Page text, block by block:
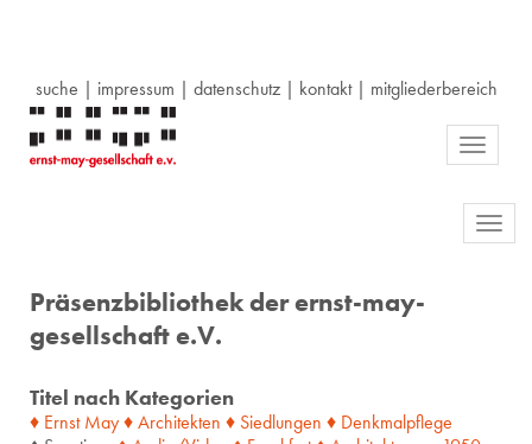
suche | impressum | datenschutz| kontakt| mitgliederbereich
Toggle
Präsenzbibliothek der ernst-may-
gesellschaft e.V.
Titel nach Kategorien
♦ Ernst May♦ Architekten ♦ Siedlungen ♦ Denkmalpflege